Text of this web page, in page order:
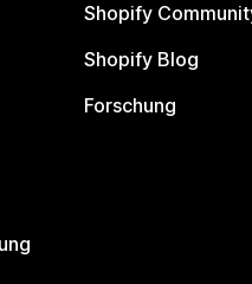
Shopify
Shopify Blog
Forschung